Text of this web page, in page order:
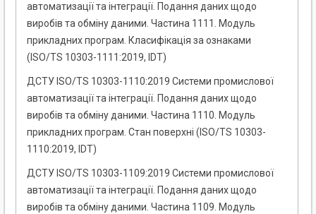
автоматизації та інтеграції. Подання даних щодо
виробів та обміну даними. Частина 1111. Модуль
прикладних програм. Класифікація за ознаками
(ISO/TS 10303-1111:2019, IDT)
ДСТУ ISO/TS 10303-1110:2019 Системи промислової
автоматизації та інтеграції. Подання даних щодо
виробів та обміну даними. Частина 1110. Модуль
прикладних програм. Стан поверхні (ISO/TS 10303-
1110:2019, IDT)
ДСТУ ISO/TS 10303-1109:2019 Системи промислової
автоматизації та інтеграції. Подання даних щодо
виробів та обміну даними. Частина 1109. Модуль